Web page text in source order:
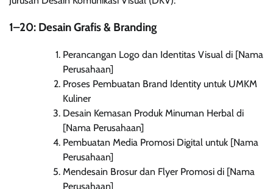
1–20: Desain Grafis & Branding
Perancangan Logo dan Identitas Visual di [Nama
Perusahaan]
Proses Pembuatan Brand Identity untuk UMKM
Kuliner
Desain Kemasan Produk Minuman Herbal di
[Nama Perusahaan]
Pembuatan Media Promosi Digital untuk [Nama
Perusahaan]
Mendesain Brosur dan Flyer Promosi di [Nama
Perusahaan]